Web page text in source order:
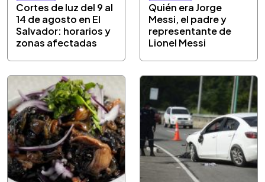
Cortes de luz del 9 al
14 de agosto en El
Salvador: horarios y
zonas afectadas
Quién era Jorge
Messi, el padre y
representante de
Lionel Messi